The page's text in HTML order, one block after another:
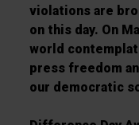
violations are
on this day. On
world
press freedom
our democratic